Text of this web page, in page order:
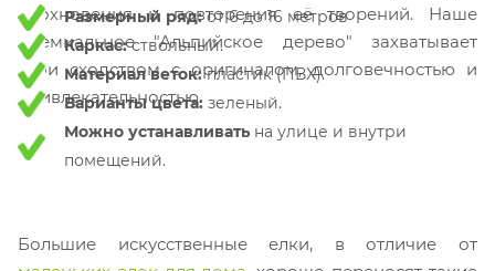
вдохновения и повторения её творений. Наше
премиальное "Альпийское дерево" захватывает
свои сходством с оригиналом, долговечностью и
привлекательностью.
Размерный ряд:от 6 до 16 метров
Каркас:ствольный.
Материал веток:пластик (ПВХ).
Варианты цвета: зеленый.
Можно устанавливать на улице и внутри
помещений.
Большие искусственные елки, в отличие от